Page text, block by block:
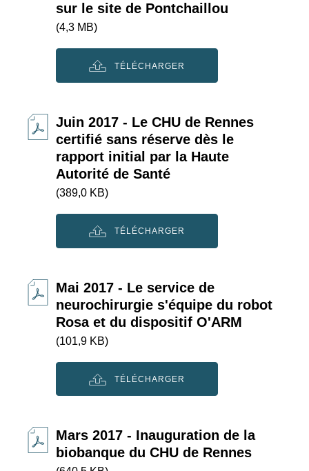
sur le site de Pontchaillou
(4,3 MB)
TÉLÉCHARGER
Juin 2017 - Le CHU de Rennes
certifié sans réserve dès le
rapport initial par la Haute
Autorité de Santé
(389,0 KB)
TÉLÉCHARGER
Mai 2017 - Le service de
neurochirurgie s'équipe du robot
Rosa et du dispositif O'ARM
(101,9 KB)
TÉLÉCHARGER
Mars 2017 - Inauguration de la
biobanque du CHU de Rennes